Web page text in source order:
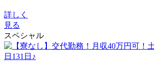
詳しく
見る
スペシャル